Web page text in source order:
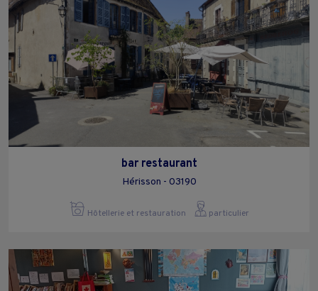
bar restaurant
Hérisson - 03190
Hôtellerie et restauration particulier